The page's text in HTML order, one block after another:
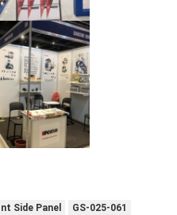
Side Panel GS-025-061